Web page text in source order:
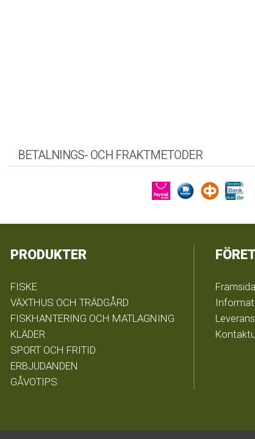
BETALNINGS- OCH FRAKTMETODER
PRODUKTER
FISKE
VÄXTHUS OCH TRÄDGÅRD
FISKHANTERING OCH MATLAGNING
KLÄDER
SPORT OCH FRITID
ERBJUDANDEN
GÅVOTIPS
Framsida